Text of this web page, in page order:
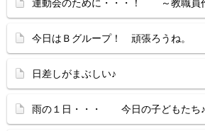
運動会のために・・・！ ～教職員
今日はＢグループ！ 頑張ろうね。
日差しがまぶしい♪
雨の１日・・・ 今日の子どもたち♪